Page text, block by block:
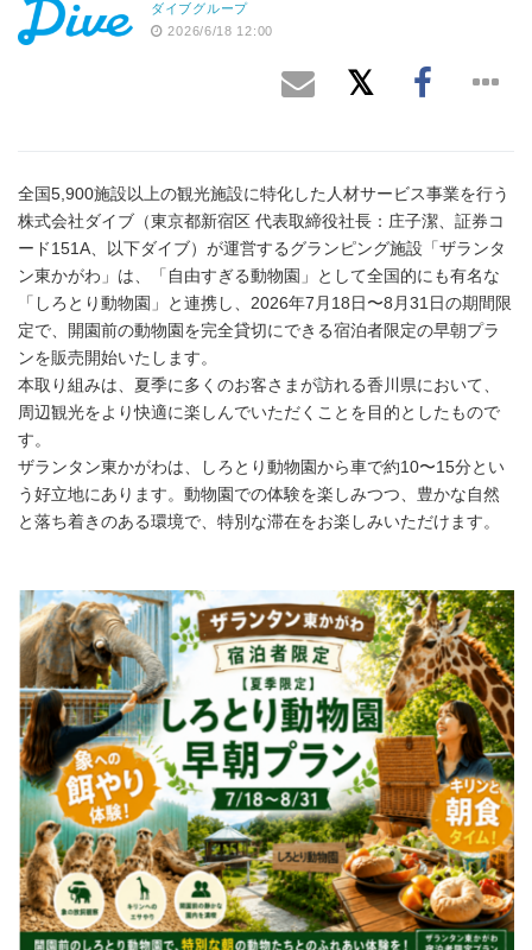
ダイブグループ
2026/6/18 12:00
全国5,900施設以上の観光施設に特化した人材サービス事業を行う
株式会社ダイブ（東京都新宿区 代表取締役社長：庄子潔、証券コ
ード151A、以下ダイブ）が運営するグランピング施設「ザランタ
ン東かがわ」は、「自由すぎる動物園」として全国的にも有名な
「しろとり動物園」と連携し、2026年7月18日〜8月31日の期間限
定で、開園前の動物園を完全貸切にできる宿泊者限定の早朝プラ
ンを販売開始いたします。
本取り組みは、夏季に多くのお客さまが訪れる香川県において、
周辺観光をより快適に楽しんでいただくことを目的としたもので
す。
ザランタン東かがわは、しろとり動物園から車で約10〜15分とい
う好立地にあります。動物園での体験を楽しみつつ、豊かな自然
と落ち着きのある環境で、特別な滞在をお楽しみいただけます。